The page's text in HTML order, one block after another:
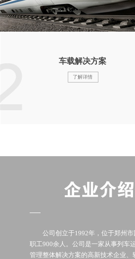
车载解决方案
了解详情
公司创立于1992年，位于郑州市
职工900余人。公司是一家从事列车
管理整体解决方案的高新技术企业